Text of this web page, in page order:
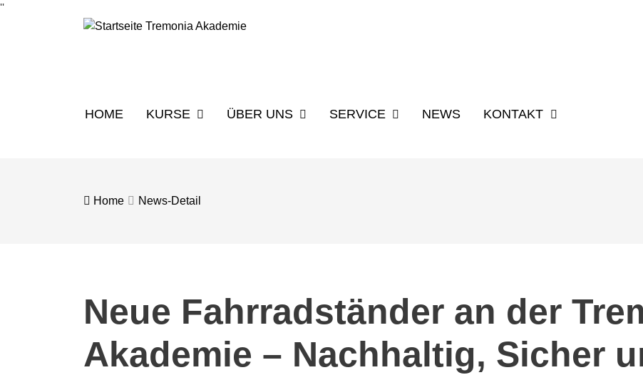
''
HOME KURSE ÜBER UNS SERVICE NEWS KONTAKT
Home News-Detail
Neue Fahrradständer an der
Akademie – Nachhaltig, Sicher